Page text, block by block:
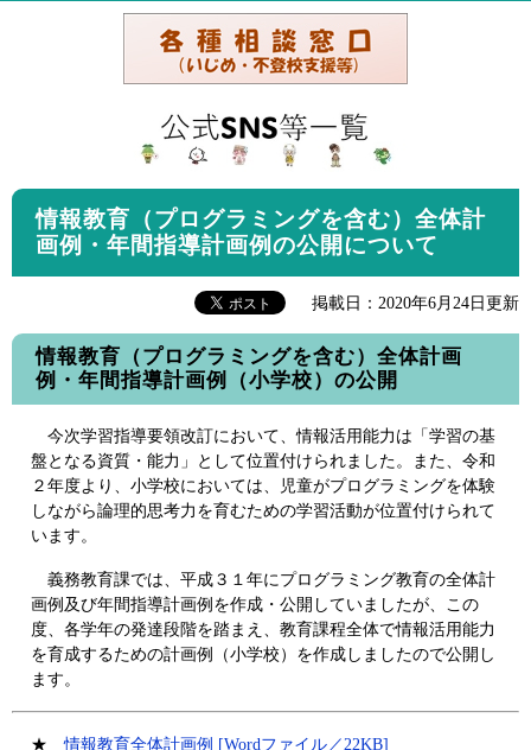
情報教育（プログラミングを含む）全体計
画例・年間指導計画例の公開について
掲載日：2020年6月24日更新
情報教育（プログラミングを含む）全体計画
例・年間指導計画例（小学校）の公開
今次学習指導要領改訂において、情報活用能力は「学習の基
盤となる資質・能力」として位置付けられました。また、令和
２年度より、小学校においては、児童がプログラミングを体験
しながら論理的思考力を育むための学習活動が位置付けられて
います。
義務教育課では、平成３１年にプログラミング教育の全体計
画例及び年間指導計画例を作成・公開していましたが、この
度、各学年の発達段階を踏まえ、教育課程全体で情報活用能力
を育成するための計画例（小学校）を作成しましたので公開し
ます。
★情報教育全体計画例 [Wordファイル／22KB]